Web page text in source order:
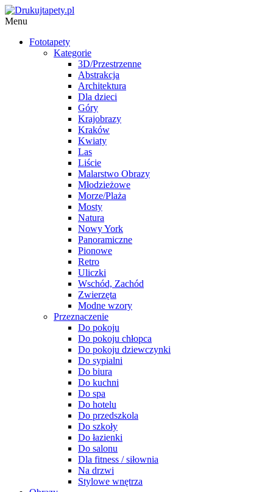
Menu
Fototapety
Kategorie
3D/Przestrzenne
Abstrakcja
Architektura
Dla dzieci
Góry
Krajobrazy
Kraków
Kwiaty
Las
Liście
Malarstwo Obrazy
Młodzieżowe
Morze/Plaża
Mosty
Natura
Nowy York
Panoramiczne
Pionowe
Retro
Uliczki
Wschód, Zachód
Zwierzęta
Modne wzory
Przeznaczenie
Do pokoju
Do pokoju chłopca
Do pokoju dziewczynki
Do sypialni
Do biura
Do kuchni
Do spa
Do hotelu
Do przedszkola
Do szkoły
Do łazienki
Do salonu
Dla fitness / siłownia
Na drzwi
Stylowe wnętrza